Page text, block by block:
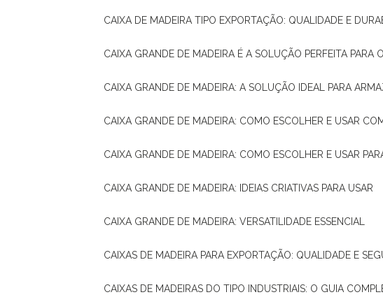
CAIXA DE MADEIRA TIPO EXPORTAÇÃO: QUALIDADE E
CAIXA GRANDE DE MADEIRA É A SOLUÇÃO PERFEITA PARA
CAIXA GRANDE DE MADEIRA: A SOLUÇÃO IDEAL PARA
CAIXA GRANDE DE MADEIRA: COMO ESCOLHER E USAR
CAIXA GRANDE DE MADEIRA: COMO ESCOLHER E USAR
CAIXA GRANDE DE MADEIRA: IDEIAS CRIATIVAS PARA USAR
CAIXA GRANDE DE MADEIRA: VERSATILIDADE ESSENCIAL
CAIXAS DE MADEIRA PARA EXPORTAÇÃO: QUALIDADE E
CAIXAS DE MADEIRAS DO TIPO INDUSTRIAIS: O GUIA